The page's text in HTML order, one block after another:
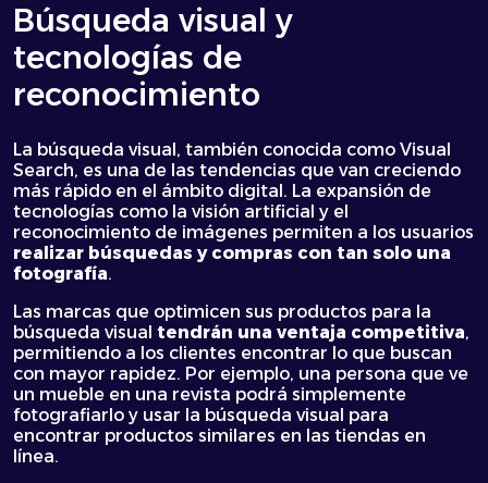
Búsqueda visual y
tecnologías de
reconocimiento
La búsqueda visual, también conocida como Visual
Search, es una de las tendencias que van creciendo
más rápido en el ámbito digital. La expansión de
tecnologías como la visión artificial y el
reconocimiento de imágenes permiten a los usuarios
realizar búsquedas y compras con tan solo una
fotografía.
Las marcas que optimicen sus productos para la
búsqueda visual tendrán una ventaja competitiva,
permitiendo a los clientes encontrar lo que buscan
con mayor rapidez. Por ejemplo, una persona que ve
un mueble en una revista podrá simplemente
fotografiarlo y usar la búsqueda visual para
encontrar productos similares en las tiendas en
línea.